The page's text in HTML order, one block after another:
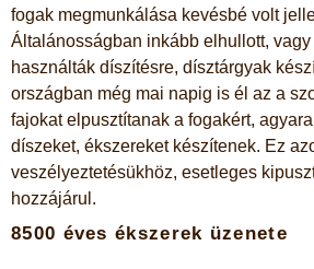
fogak megmunkálása kevésbé volt
Általánosságban inkább elhullott,
használták díszítésre, dísztárgyak
országban még mai napig is él az a
fajokat elpusztítanak a fogakért,
díszeket, ékszereket készítenek. Ez
veszélyeztetésükhöz, esetleges
hozzájárul.
8500 éves ékszerek üzenete